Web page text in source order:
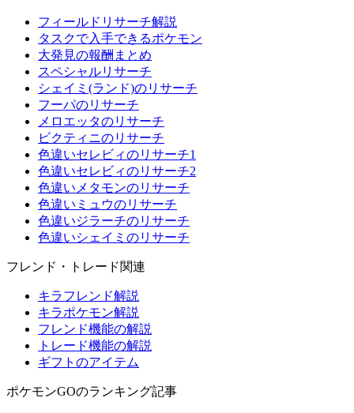
フィールドリサーチ解説
タスクで入手できるポケモン
大発見の報酬まとめ
スペシャルリサーチ
シェイミ(ランド)のリサーチ
フーパのリサーチ
メロエッタのリサーチ
ビクティニのリサーチ
色違いセレビィのリサーチ1
色違いセレビィのリサーチ2
色違いメタモンのリサーチ
色違いミュウのリサーチ
色違いジラーチのリサーチ
色違いシェイミのリサーチ
フレンド・トレード関連
キラフレンド解説
キラポケモン解説
フレンド機能の解説
トレード機能の解説
ギフトのアイテム
ポケモンGOのランキング記事